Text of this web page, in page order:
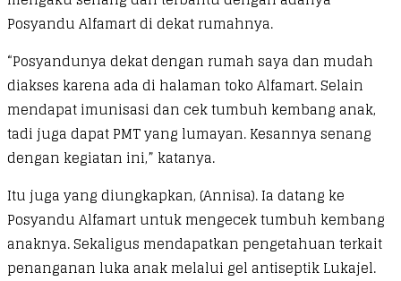
Posyandu Alfamart di dekat rumahnya.
“Posyandunya dekat dengan rumah saya dan mudah
diakses karena ada di halaman toko Alfamart. Selain
mendapat imunisasi dan cek tumbuh kembang anak,
tadi juga dapat PMT yang lumayan. Kesannya senang
dengan kegiatan ini,” katanya.
Itu juga yang diungkapkan, (Annisa). Ia datang ke
Posyandu Alfamart untuk mengecek tumbuh kembang
anaknya. Sekaligus mendapatkan pengetahuan terkait
penanganan luka anak melalui gel antiseptik Lukajel.